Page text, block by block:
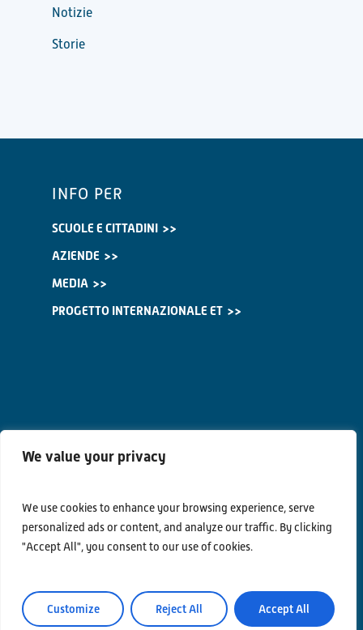
We value your privacy
We use cookies to enhance your browsing experience, serve
personalized ads or content, and analyze our traffic. By clicking
"Accept All", you consent to our use of cookies.
Customize Reject All Accept All
Notizie
Storie
INFO PER
SCUOLE E CITTADINI
AZIENDE
MEDIA
PROGETTO INTERNAZIONALE ET
Privacy Policy
Area Riservata